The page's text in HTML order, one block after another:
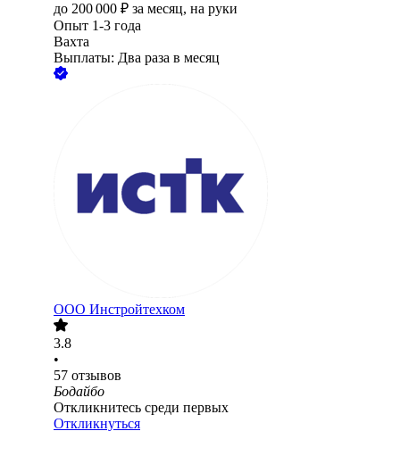
до 200 000 ₽ за месяц, на руки
Опыт 1-3 года
Вахта
Выплаты: Два раза в месяц
ООО Инстройтехком
3.8
•
57 отзывов
Бодайбо
Откликнитесь среди первых
Откликнуться